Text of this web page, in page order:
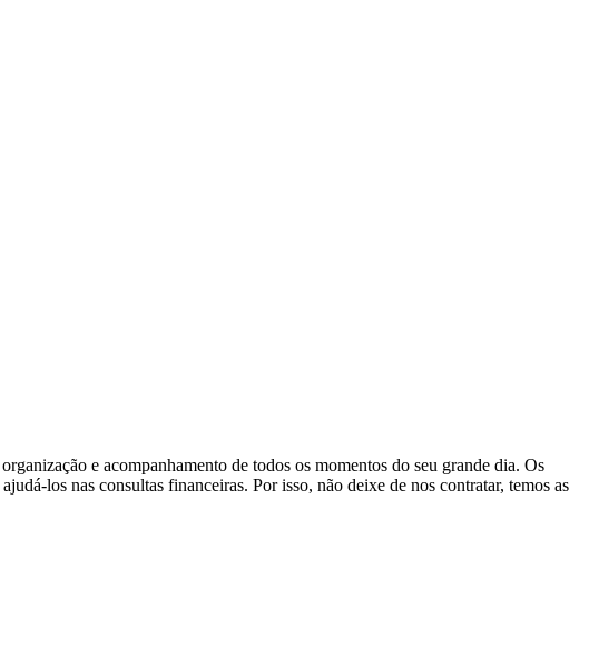
e acompanhamento de todos os momentos do seu grande dia. Os
los nas consultas financeiras. Por isso, não deixe de nos contratar, temos as